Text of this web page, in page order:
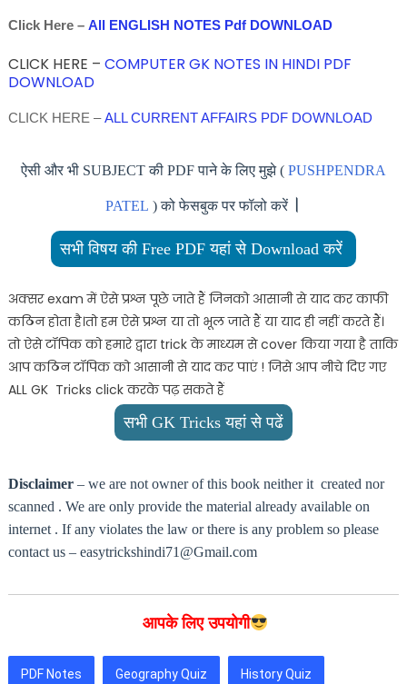
Click Here – All ENGLISH NOTES Pdf DOWNLOAD
CLICK HERE – COMPUTER GK NOTES IN HINDI PDF
DOWNLOAD
CLICK HERE –ALL CURRENT AFFAIRS PDF DOWNLOAD
ऐसी और भी SUBJECT की PDF पाने के लिए मुझे ( PUSHPENDRA
PATEL ) को फेसबुक पर फॉलो करें।
सभी विषय की Free PDF यहां से Download करें
अक्सर exam में ऐसे प्रश्न पूछे जाते हैं जिनको आसानी से याद कर काफी
कठिन होता है।तो हम ऐसे प्रश्न या तो भूल जाते हैं या याद ही नहीं करते हैं।
तो ऐसे टॉपिक को हमारे द्वारा trick के माध्यम से cover किया गया है ताकि
आप कठिन टॉपिक को आसानी से याद कर पाएं ! जिसे आप नीचे दिए गए
ALL GK Tricks click करके पढ़ सकते हैं
सभी GK Tricks यहां से पढें
Disclaimer– we are not owner of this book neither it created nor
scanned . We are only provide the material already available on
internet . If any violates the law or there is any problem so please
contact us – easytrickshindi71@Gmail.com
आपके लिए उपयोगी
PDF Notes Geography Quiz History Quiz